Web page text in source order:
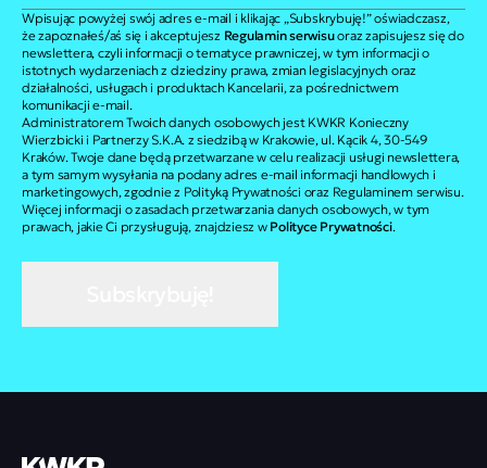
Wpisując powyżej swój adres e-mail i klikając „Subskrybuję!” oświadczasz,
że zapoznałeś/aś się i akceptujesz Regulamin serwisuoraz zapisujesz się do
newslettera, czyli informacji o tematyce prawniczej, w tym informacji o
istotnych wydarzeniach z dziedziny prawa, zmian legislacyjnych oraz
działalności, usługach i produktach Kancelarii, za pośrednictwem
komunikacji e-mail.
Administratorem Twoich danych osobowych jest KWKR Konieczny
Wierzbicki i Partnerzy S.K.A. z siedzibą w Krakowie, ul. Kącik 4, 30-549
Kraków. Twoje dane będą przetwarzane w celu realizacji usługi newslettera,
a tym samym wysyłania na podany adres e-mail informacji handlowych i
marketingowych, zgodnie z Polityką Prywatności oraz Regulaminem serwisu.
Więcej informacji o zasadach przetwarzania danych osobowych, w tym
prawach, jakie Ci przysługują, znajdziesz w Polityce Prywatności.